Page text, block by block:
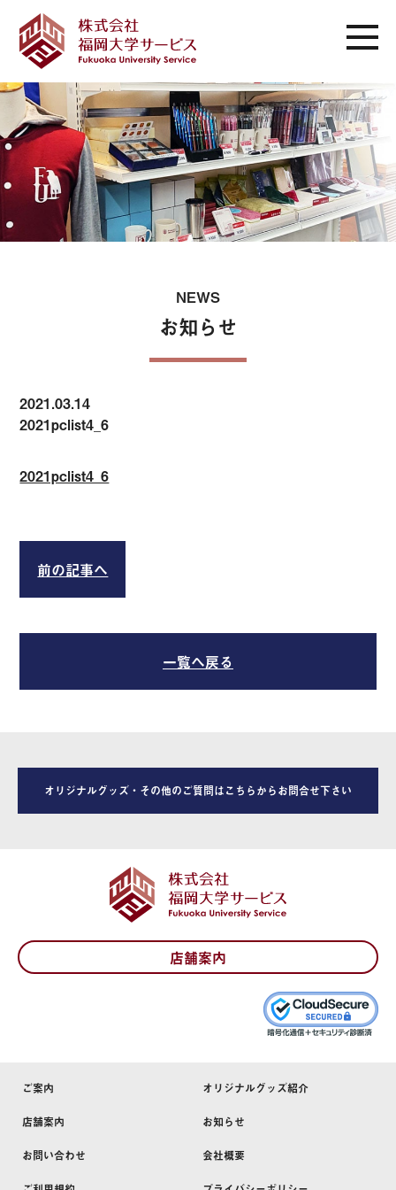
NEWS
お知らせ
2021.03.14
2021pclist4_6
2021pclist4_6
前の記事へ
一覧へ戻る
オリジナルグッズ・その他のご質問はこちらからお問合せ下さい
店舗案内
ご案内 オリジナルグッズ紹介
店舗案内 お知らせ
お問い合わせ 会社概要